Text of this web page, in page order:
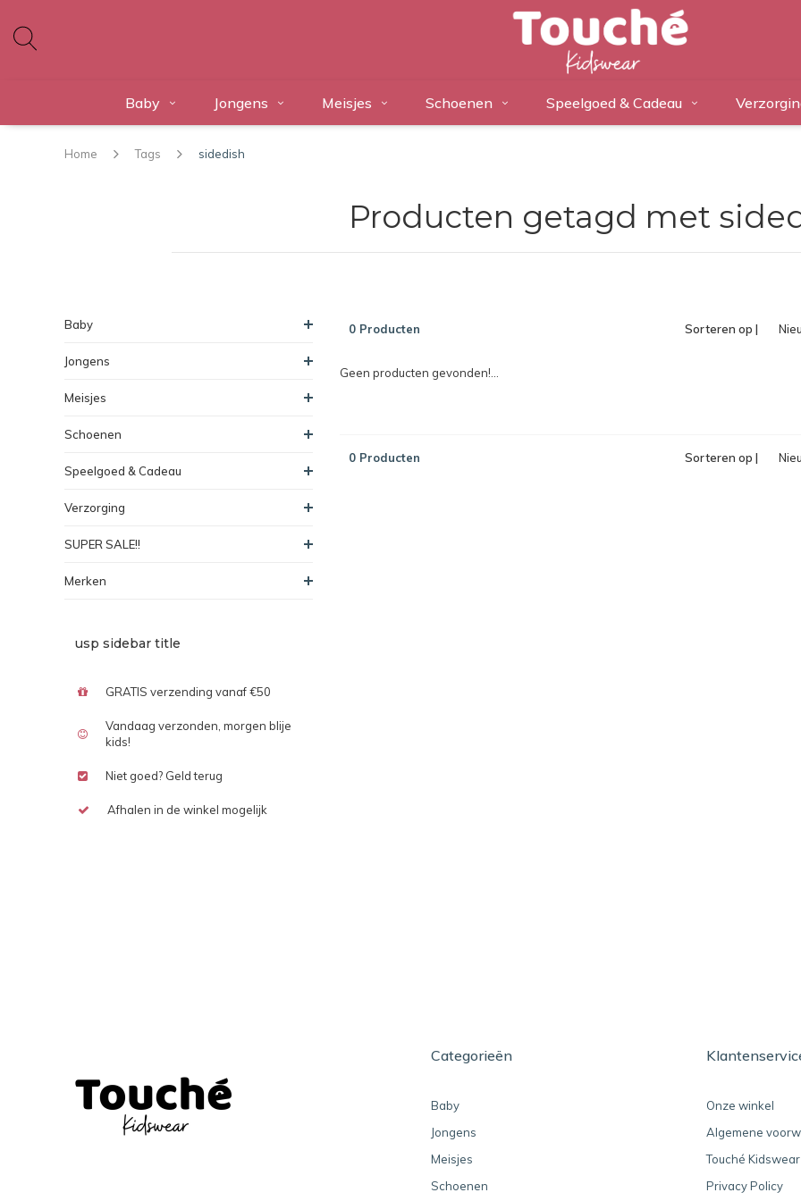
Baby Jongens Meisjes Schoenen Speelgoed & Cadeau
Home Tags sidedish
Producten getagd met
Baby
Jongens
Meisjes
Schoenen
Speelgoed & Cadeau
Verzorging
SUPER SALE!!
Merken
usp sidebar title
GRATIS verzending vanaf €50
Vandaag verzonden, morgen blije
kids!
Niet goed? Geld terug
Afhalen in de winkel mogelijk
0 Producten Sorteren op |
Geen producten gevonden!...
0 Producten Sorteren op |
Categorieën
Baby
Jongens
Meisjes
Schoenen
Onze winkel
Algemene
Touché Kidswear
Privacy Policy